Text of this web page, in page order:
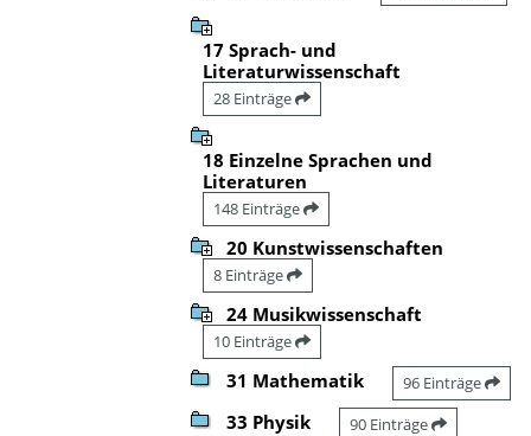
17 Sprach- und
Literaturwissenschaft
28 Einträge
18 Einzelne Sprachen und
Literaturen
148 Einträge
20 Kunstwissenschaften
8 Einträge
24 Musikwissenschaft
10 Einträge
31 Mathematik 96 Einträge
33 Physik 90 Einträge